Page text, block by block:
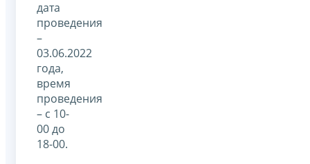
дата
проведения
–
03.06.2022
года,
время
проведения
– с 10-
00 до
18-00.